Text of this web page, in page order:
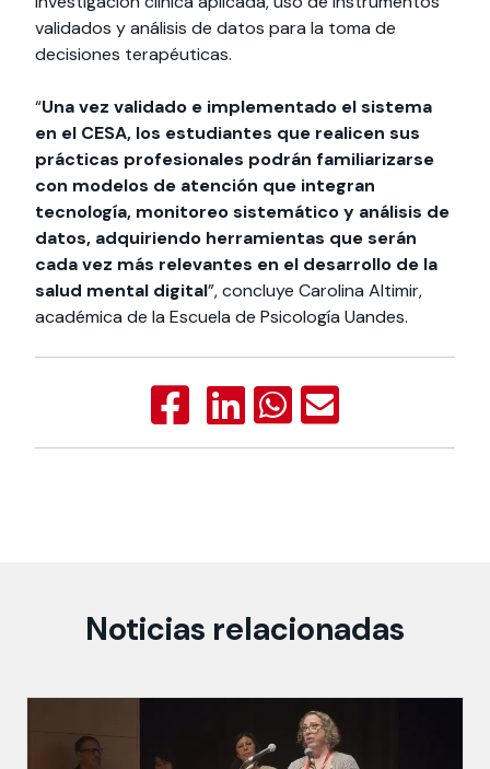
validados y análisis de datos para la toma de
decisiones terapéuticas.
“Una vez validado e implementado el sistema
en el CESA, los estudiantes que realicen sus
prácticas profesionales podrán familiarizarse
con modelos de atención que integran
tecnología, monitoreo sistemático y análisis de
datos, adquiriendo herramientas que serán
cada vez más relevantes en el desarrollo de la
salud mental digital”, concluye Carolina Altimir,
académica de la Escuela de Psicología Uandes.
Noticias relacionadas